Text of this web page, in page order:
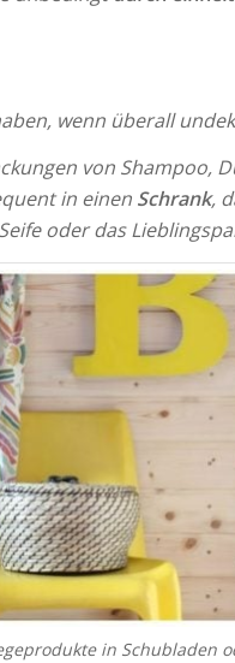
wenn überall
von Shampoo,
in einen Schrank,
oder das
in Schubladen